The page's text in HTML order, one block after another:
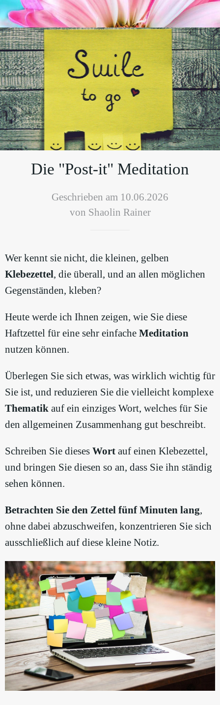
Die "Post-it" Meditation
Geschrieben am 10.06.2026
von Shaolin Rainer
Wer kennt sie nicht, die kleinen, gelben
Klebezettel, die überall, und an allen möglichen
Gegenständen, kleben?
Heute werde ich Ihnen zeigen, wie Sie diese
Haftzettel für eine sehr einfache Meditation
nutzen können.
Überlegen Sie sich etwas, was wirklich wichtig für
Sie ist, und reduzieren Sie die vielleicht komplexe
Thematik auf ein einziges Wort, welches für Sie
den allgemeinen Zusammenhang gut beschreibt.
Schreiben Sie dieses Wort auf einen Klebezettel,
und bringen Sie diesen so an, dass Sie ihn ständig
sehen können.
Betrachten Sie den Zettel fünf Minuten lang,
ohne dabei abzuschweifen, konzentrieren Sie sich
ausschließlich auf diese kleine Notiz.